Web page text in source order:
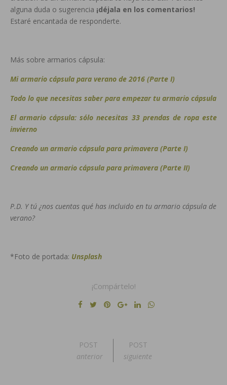
alguna duda o sugerencia ¡déjala en los comentarios!
Estaré encantada de responderte.
Más sobre armarios cápsula:
Mi armario cápsula para verano de 2016 (Parte I)
Todo lo que necesitas saber para empezar tu armario cápsula
El armario cápsula: sólo necesitas 33 prendas de ropa este
invierno
Creando un armario cápsula para primavera (Parte I)
Creando un armario cápsula para primavera (Parte II)
P.D. Y tú ¿nos cuentas qué has incluido en tu armario cápsula de
verano?
*Foto de portada: Unsplash
¡Compártelo!
POST
anterior
POST
siguiente